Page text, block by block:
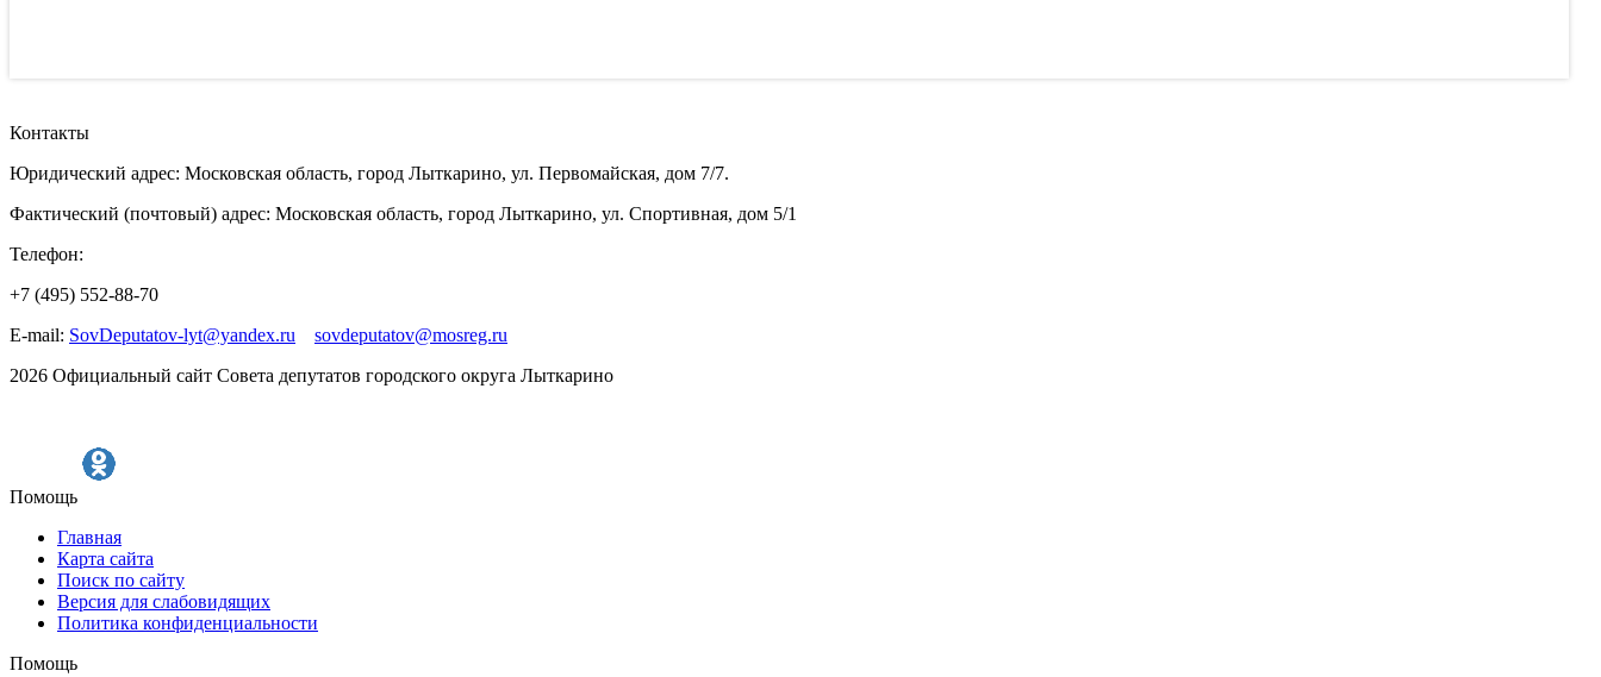
Контакты
Юридический адрес: Московская область, город Лыткарино, ул. Первомайская, дом 7/7.
Фактический (почтовый) адрес: Московская область, город Лыткарино, ул. Спортивная, дом 5/1
Телефон:
+7 (495) 552-88-70
E-mail: SovDeputatov-lyt@yandex.ru
sovdeputatov@mosreg.ru
2026 Официальный сайт Совета депутатов городского округа Лыткарино
Помощь
Главная
Карта сайта
Поиск по сайту
Версия для слабовидящих
Политика конфиденциальности
Помощь